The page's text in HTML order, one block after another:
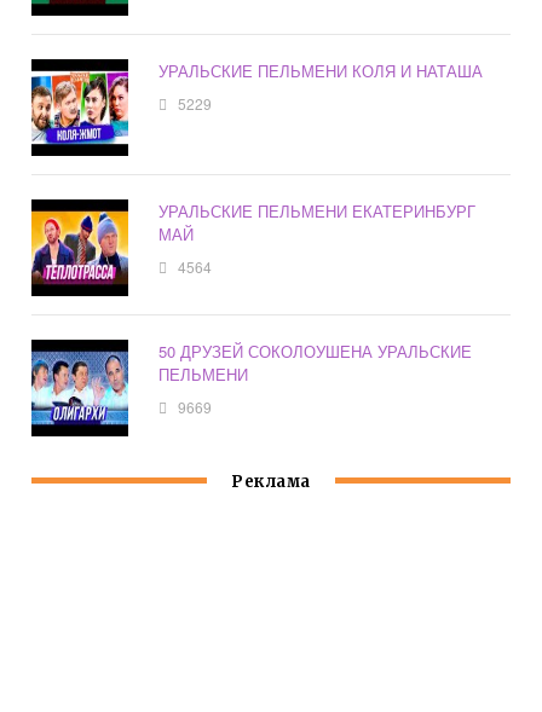
УРАЛЬСКИЕ ПЕЛЬМЕНИ КОЛЯ И НАТАША
5229
УРАЛЬСКИЕ ПЕЛЬМЕНИ ЕКАТЕРИНБУРГ
МАЙ
4564
50 ДРУЗЕЙ СОКОЛОУШЕНА УРАЛЬСКИЕ
ПЕЛЬМЕНИ
9669
Реклама